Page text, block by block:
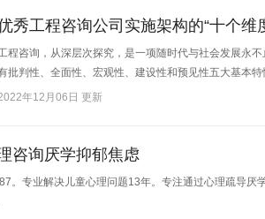
秀工程咨询公司实施架构的“十个维
程咨询，从深层次探究，是一项随时代与社会发展永
批判性、全面性、宏观性、建设性和预见性五大基本特
年12月06日 更新
咨询厌学抑郁焦虑
。专业解决儿童心理问题13年。专注通过心理疏导厌